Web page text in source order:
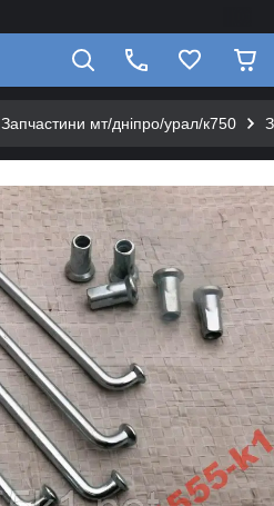
Запчастини мт/дніпро/урал/к750